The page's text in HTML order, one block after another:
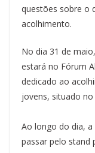
questões sobre o
acolhimento.
No dia 31 de
estará no Fórum
dedicado ao
jovens, situado no
Ao longo do dia, a
passar pelo stand